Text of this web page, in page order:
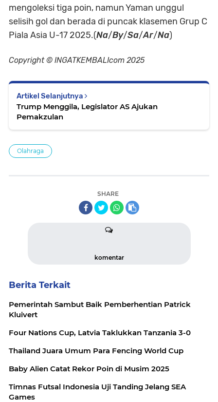
mengoleksi tiga poin, namun Yaman unggul
selisih gol dan berada di puncak klasemen Grup C
Piala Asia U-17 2025.(Na/By/Sa/Ar/Na)
Copyright © INGATKEMBALIcom 2025
Artikel Selanjutnya
Trump Menggila, Legislator AS Ajukan
Pemakzulan
Olahraga
SHARE
komentar
Berita Terkait
Pemerintah Sambut Baik Pemberhentian Patrick
Kluivert
Four Nations Cup, Latvia Taklukkan Tanzania 3-0
Thailand Juara Umum Para Fencing World Cup
Baby Alien Catat Rekor Poin di Musim 2025
Timnas Futsal Indonesia Uji Tanding Jelang SEA
Games